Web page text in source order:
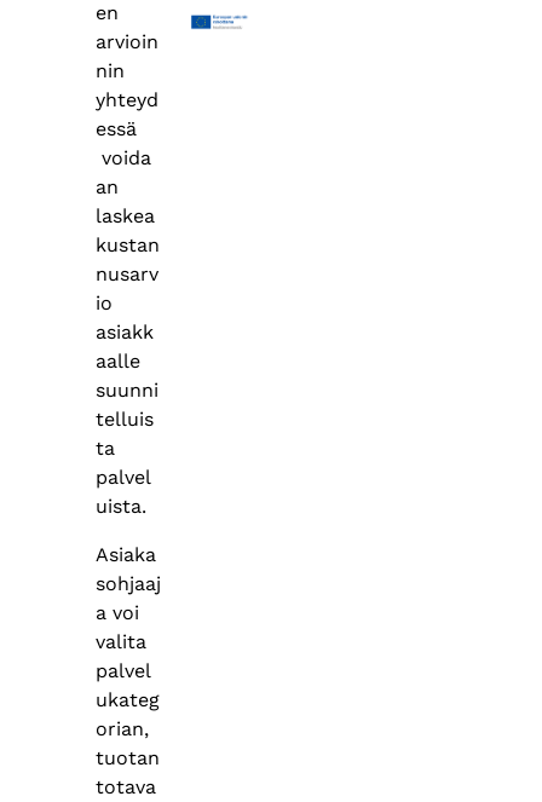
en
arvioin
nin
yhteyd
essä
voida
an
laskea
kustan
nusarv
io
asiakk
aalle
suunni
telluis
ta
palvel
uista.​
Asiaka
sohjaaj
a voi
valita
palvel
ukateg
orian,
tuotan
totava